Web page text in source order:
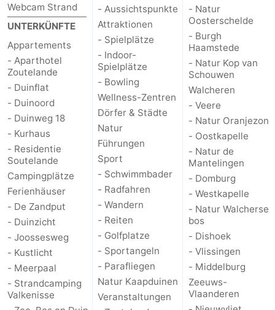
Webcam Strand
UNTERKÜNFTE
Appartements
- Aparthotel
Zoutelande
- Duinflat
- Duinoord
- Duinweg 18
- Kurhaus
- Residentie
Soutelande
Campingplätze
Ferienhäuser
- De Zandput
- Duinzicht
- Joossesweg
- Kustlicht
- Meerpaal
- Strandcamping
Valkenisse
- Aussichtspunkte
Attraktionen
- Spielplätze
- Indoor-
Spielplätze
- Bowling
Wellness-Zentren
Dörfer & Städte
Natur
Führungen
Sport
- Schwimmbader
- Radfahren
- Wandern
- Reiten
- Golfplatze
- Sportangeln
- Parafliegen
Natur Kaapduinen
Veranstaltungen
- Natur
Oosterschelde
- Burgh
Haamstede
- Natur Kop van
Schouwen
Walcheren
- Veere
- Natur Oranjezon
- Oostkapelle
- Natur de
Mantelingen
- Domburg
- Westkapelle
- Natur Walcherse
bos
- Dishoek
- Vlissingen
- Middelburg
Zeeuws-
Vlaanderen